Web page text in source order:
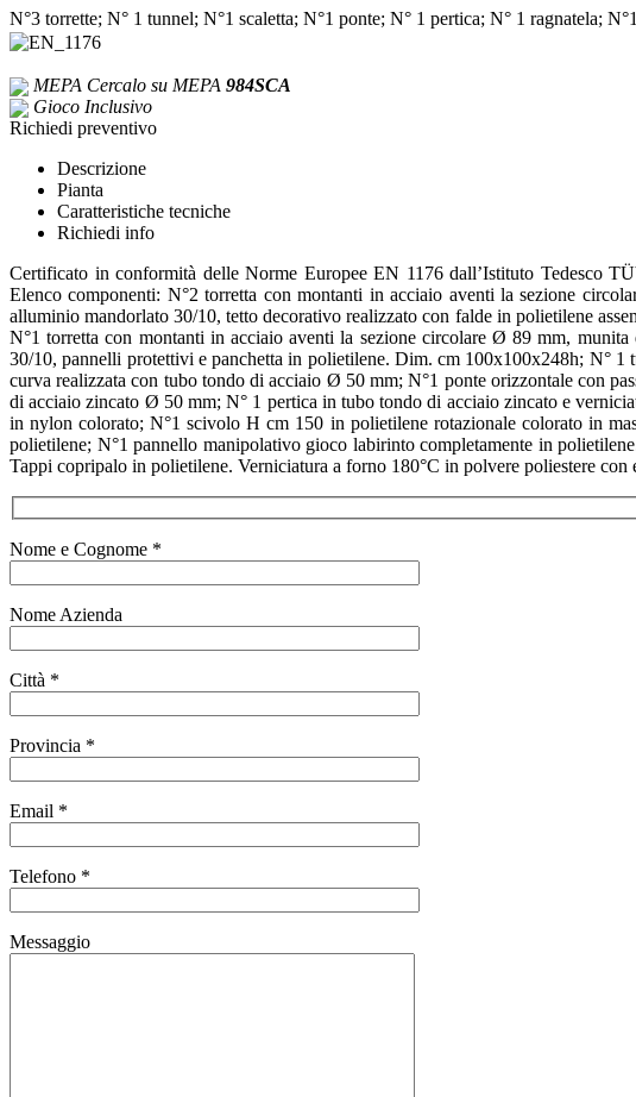
N°3 torrette; N° 1 tunnel; N°1 scaletta; N°1 ponte; N° 1 pertica; N° 1 ragnatela;
MEPA Cercalo su MEPA 984SCA
Gioco Inclusivo
Richiedi preventivo
Descrizione
Pianta
Caratteristiche tecniche
Richiedi info
Certificato in conformità delle Norme Europee EN 1176 dall’Istituto Tedesco
Elenco componenti: N°2 torretta con montanti in acciaio aventi la sezione
alluminio mandorlato 30/10, tetto decorativo realizzato con falde in polietilene
N°1 torretta con montanti in acciaio aventi la sezione circolare Ø 89 mm,
30/10, pannelli protettivi e panchetta in polietilene. Dim. cm 100x100x248h; N° 1
curva realizzata con tubo tondo di acciaio Ø 50 mm; N°1 ponte orizzontale con
di acciaio zincato Ø 50 mm; N° 1 pertica in tubo tondo di acciaio zincato e
in nylon colorato; N°1 scivolo H cm 150 in polietilene rotazionale colorato in
polietilene; N°1 pannello manipolativo gioco labirinto completamente in
Tappi copripalo in polietilene. Verniciatura a forno 180°C in polvere poliestere
Nome e Cognome *
Nome Azienda
Città *
Provincia *
Email *
Telefono *
Messaggio